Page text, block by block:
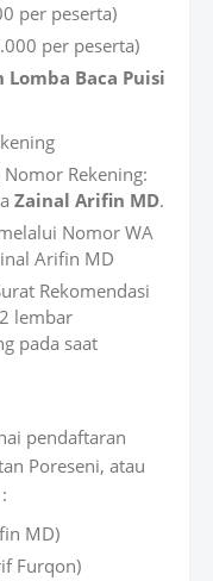
per peserta)
per peserta)
Baca Puisi
Nomor Rekening:
Zainal Arifin MD.
Nomor WA
Arifin MD
Rekomendasi
lembar
pada saat
pendaftaran
Poreseni, atau
MD)
Furqon)